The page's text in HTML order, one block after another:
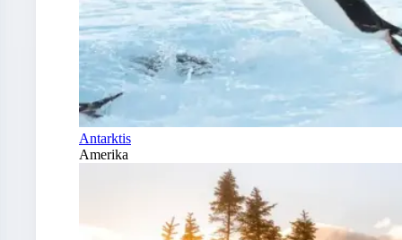
Antarktis
Amerika